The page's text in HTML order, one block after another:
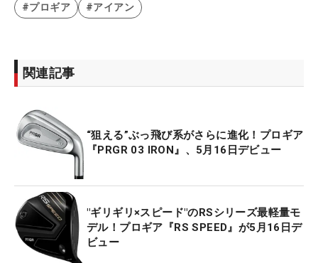
#プロギア #アイアン
関連記事
“狙える”ぶっ飛び系がさらに進化！プロギア
『PRGR 03 IRON』、5月16日デビュー
"ギリギリ×スピード"のRSシリーズ最軽量モ
デル！プロギア『RS SPEED』が5月16日デ
ビュー